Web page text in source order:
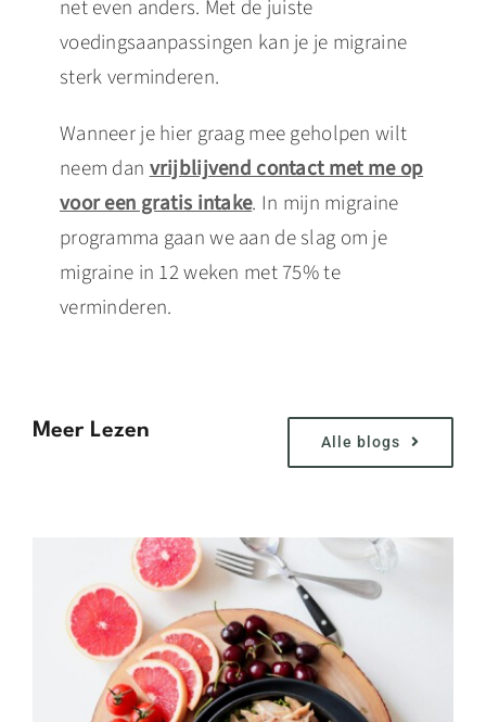
net even anders. Met de juiste
voedingsaanpassingen kan je je migraine
sterk verminderen.
Wanneer je hier graag mee geholpen wilt
neem danvrijblijvend contact met me op
voor een gratis intake. In mijn migraine
programma gaan we aan de slag om je
migraine in 12 weken met 75% te
verminderen.
Meer Lezen Alle blogs